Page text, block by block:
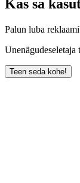
Kas sa
Palun luba
Unenägudeseletaja
Teen seda kohe!